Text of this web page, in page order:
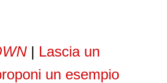
| Lascia un
un esempio